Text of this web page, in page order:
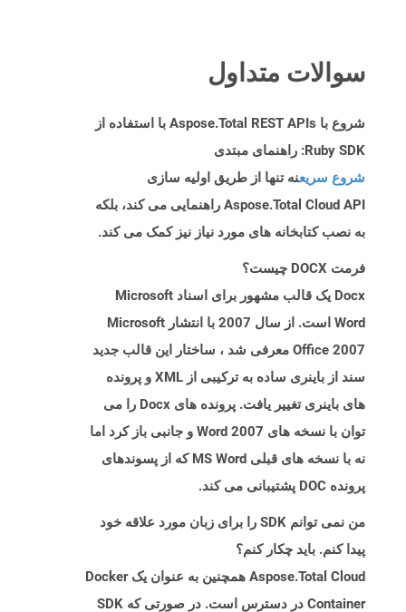
سوالات متداول
شروع با Aspose.Total REST APIs با استفاده از
Ruby SDK: راهنمای مبتدی
شروع سریعنه تنها از طریق اولیه سازی
Aspose.Total Cloud API راهنمایی می کند، بلکه
به نصب کتابخانه های مورد نیاز نیز کمک می کند.
فرمت DOCX چیست؟
Docx یک قالب مشهور برای اسناد Microsoft
Word است. از سال 2007 با انتشار Microsoft
Office 2007 معرفی شد ، ساختار این قالب جدید
سند از باینری ساده به ترکیبی از XML و پرونده
های باینری تغییر یافت. پرونده های Docx را می
توان با نسخه های Word 2007 و جانبی باز کرد اما
نه با نسخه های قبلی MS Word که از پسوندهای
پرونده DOC پشتیبانی می کند.
من نمی توانم SDK را برای زبان مورد علاقه خود
پیدا کنم. باید چکار کنم؟
Aspose.Total Cloud همچنین به عنوان یک Docker
Container در دسترس است. در صورتی که SDK